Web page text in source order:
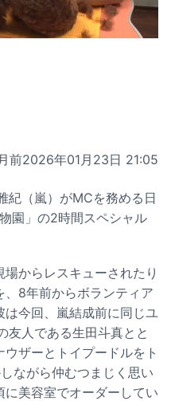
前2026年01月23日 21:05
紀（嵐）がMCを務める日
園」の2時間スペシャル
からレスキューされたり
、8年前からボランティア
今回、嵐結成前に同じユ
友人である生田斗真とと
ザーとトイプードルをト
ながら仲むつまじく思い
美容室でオーダーしてい